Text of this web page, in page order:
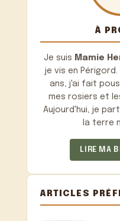
À
Je suis Mamie
je vis en
ans, j'ai fait
mes rosiers et
Aujourd'hui, je
la terre
LIRE MA
ARTICLES